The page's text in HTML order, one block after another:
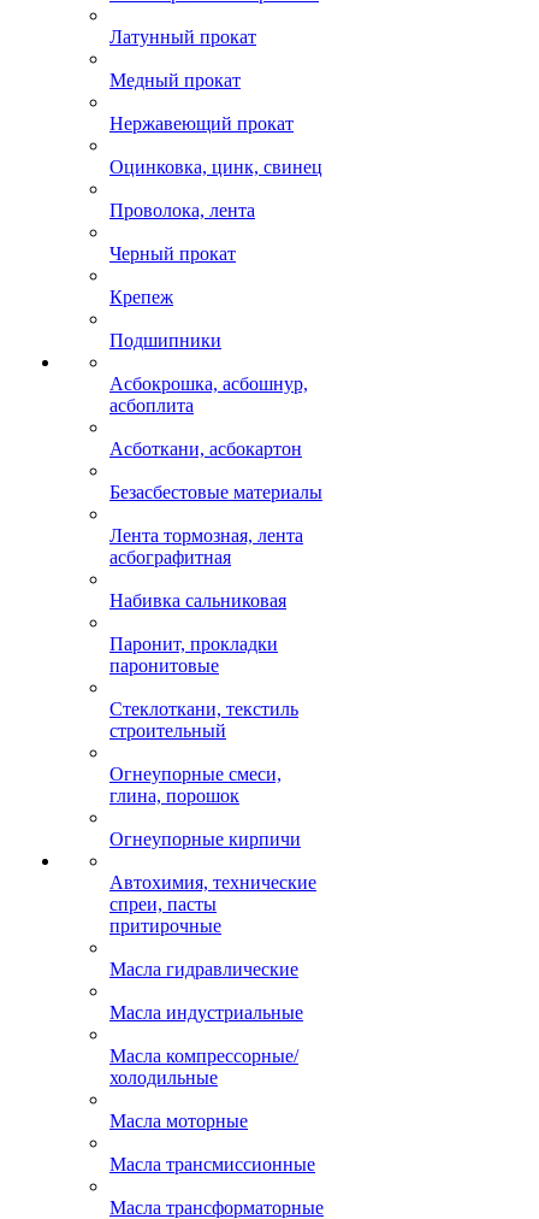
Латунный прокат
Медный прокат
Нержавеющий прокат
Оцинковка, цинк, свинец
Проволока, лента
Черный прокат
Крепеж
Подшипники
Асбокрошка, асбошнур,
асбоплита
Асботкани, асбокартон
Безасбестовые материалы
Лента тормозная, лента
асбографитная
Набивка сальниковая
Паронит, прокладки
паронитовые
Стеклоткани, текстиль
строительный
Огнеупорные смеси,
глина, порошок
Огнеупорные кирпичи
Автохимия, технические
спреи, пасты
притирочные
Масла гидравлические
Масла индустриальные
Масла компрессорные/
холодильные
Масла моторные
Масла трансмиссионные
Масла трансформаторные